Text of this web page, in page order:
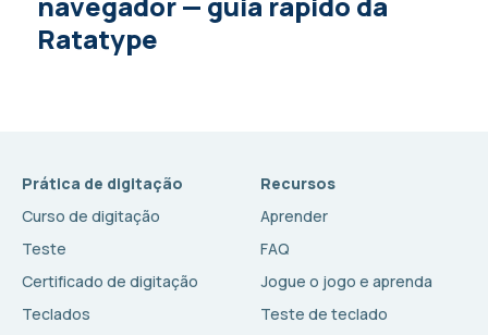
Ratatype
Prática de digitação
Curso de digitação
Teste
Certificado de digitação
Teclados
Recursos
Aprender
FAQ
Jogue o jogo e aprenda
Teste de teclado